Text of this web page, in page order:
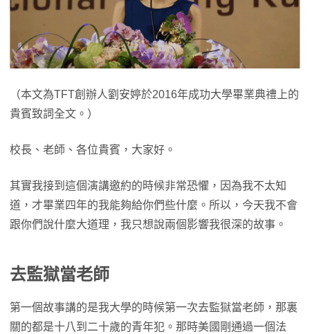
（本文為TFT創辦人劉安婷於2016年成功大學畢業典禮上的
貴賓致詞全文。）
校長、老師、各位貴賓，大家好。
其實我接到這個演講邀約的時候非常恐懼，因為我不太知
道，才畢業四年的我能夠給你們些什麼。所以，今天我不會
跟你們說什麼大道理，我只想說兩個影響我很深的故事。
去監獄當老師
第一個故事講的是我大學的時候第一次去監獄當老師，那裏
關的都是十八到二十歲的青年犯。那時美國剛通過一個法